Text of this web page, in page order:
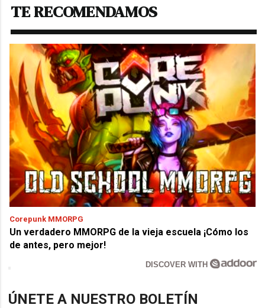
TE RECOMENDAMOS
Corepunk MMORPG
Un verdadero MMORPG de la vieja escuela ¡Cómo los
de antes, pero mejor!
DISCOVER WITH
ÚNETE A NUESTRO BOLETÍN